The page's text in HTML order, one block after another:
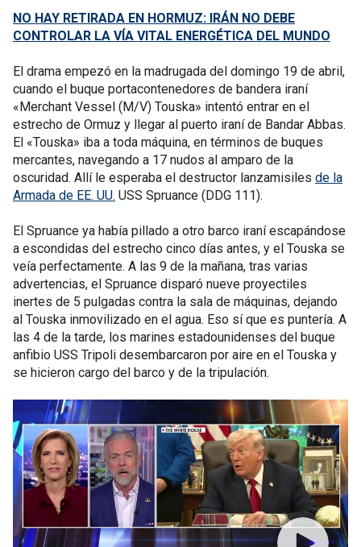
NO HAY RETIRADA EN HORMUZ: IRÁN NO DEBE
CONTROLAR LA VÍA VITAL ENERGÉTICA DEL MUNDO
El drama empezó en la madrugada del domingo 19 de abril,
cuando el buque portacontenedores de bandera iraní
«Merchant Vessel (M/V) Touska» intentó entrar en el
estrecho de Ormuz y llegar al puerto iraní de Bandar Abbas.
El «Touska» iba a toda máquina, en términos de buques
mercantes, navegando a 17 nudos al amparo de la
oscuridad. Allí le esperaba el destructor lanzamisiles de la
Armada de EE. UU. USS Spruance (DDG 111).
El Spruance ya había pillado a otro barco iraní escapándose
a escondidas del estrecho cinco días antes, y el Touska se
veía perfectamente. A las 9 de la mañana, tras varias
advertencias, el Spruance disparó nueve proyectiles
inertes de 5 pulgadas contra la sala de máquinas, dejando
al Touska inmovilizado en el agua. Eso sí que es puntería. A
las 4 de la tarde, los marines estadounidenses del buque
anfibio USS Tripoli desembarcaron por aire en el Touska y
se hicieron cargo del barco y de la tripulación.